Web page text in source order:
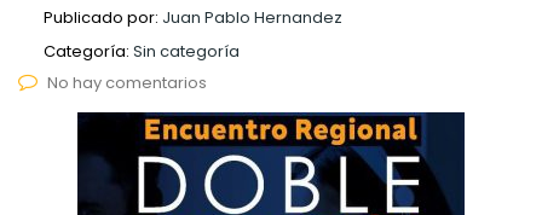
Publicado por: Juan Pablo Hernandez
Categoría: Sin categoría
No hay comentarios